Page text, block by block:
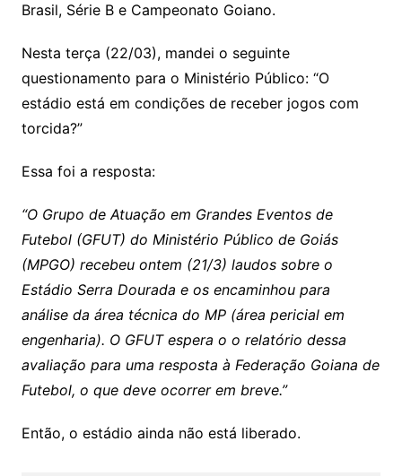
Brasil, Série B e Campeonato Goiano.
Nesta terça (22/03), mandei o seguinte
questionamento para o Ministério Público: “O
estádio está em condições de receber jogos com
torcida?”
Essa foi a resposta:
“O Grupo de Atuação em Grandes Eventos de
Futebol (GFUT) do Ministério Público de Goiás
(MPGO) recebeu ontem (21/3) laudos sobre o
Estádio Serra Dourada e os encaminhou para
análise da área técnica do MP (área pericial em
engenharia). O GFUT espera o o relatório dessa
avaliação para uma resposta à Federação Goiana de
Futebol, o que deve ocorrer em breve.”
Então, o estádio ainda não está liberado.